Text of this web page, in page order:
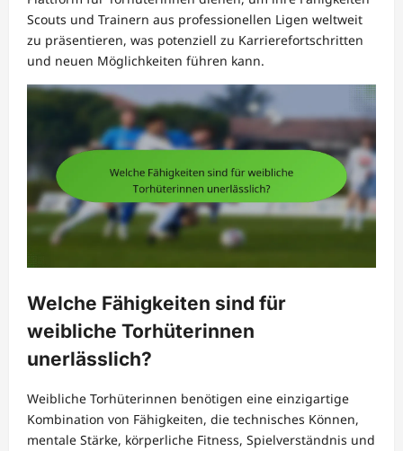
Scouts und Trainern aus professionellen Ligen weltweit
zu präsentieren, was potenziell zu Karrierefortschritten
und neuen Möglichkeiten führen kann.
Welche Fähigkeiten sind für
weibliche Torhüterinnen
unerlässlich?
Weibliche Torhüterinnen benötigen eine einzigartige
Kombination von Fähigkeiten, die technisches Können,
mentale Stärke, körperliche Fitness, Spielverständnis und